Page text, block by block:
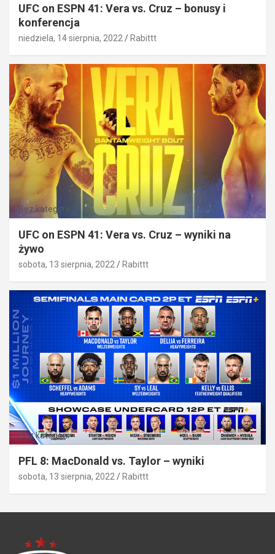
UFC on ESPN 41: Vera vs. Cruz – bonusy i
konferencja
niedziela, 14 sierpnia, 2022 Rabittt
Bez kategorii
UFC on ESPN 41: Vera vs. Cruz – wyniki na
żywo
sobota, 13 sierpnia, 2022 Rabittt
Bez kategorii
PFL 8: MacDonald vs. Taylor – wyniki
sobota, 13 sierpnia, 2022 Rabittt